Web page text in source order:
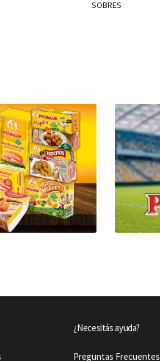
SOBRES
¿Necesitás ayuda?
Preguntas Frecuentes